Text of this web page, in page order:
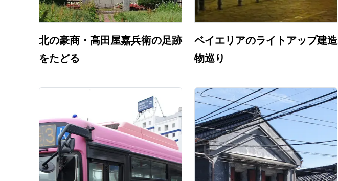
北の豪商・高田屋嘉兵衛の足跡
をたどる
ベイエリアのライトアップ建造
物巡り